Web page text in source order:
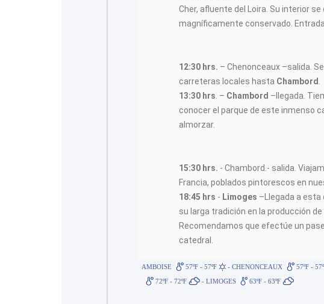
Cher, afluente del Loira. Su interior
magníficamente conservado.
12:30 hrs. – Chenonceaux –salida.
carreteras locales hasta Chambord
13:30 hrs . – Chambord –llegada.
conocer el parque de este inmenso
almorzar.
15:30 hrs. - Chambord.- salida.
Francia, poblados pintorescos en
18:45 hrs - Limoges –Llegada a esta
su larga tradición en la producción de
Recomendamos que efectúe un
catedral.
AMBOISE 57ºF - 57ºF - CHENONCEAUX 57ºF -
72ºF - 72ºF
- LIMOGES 63ºF - 63ºF